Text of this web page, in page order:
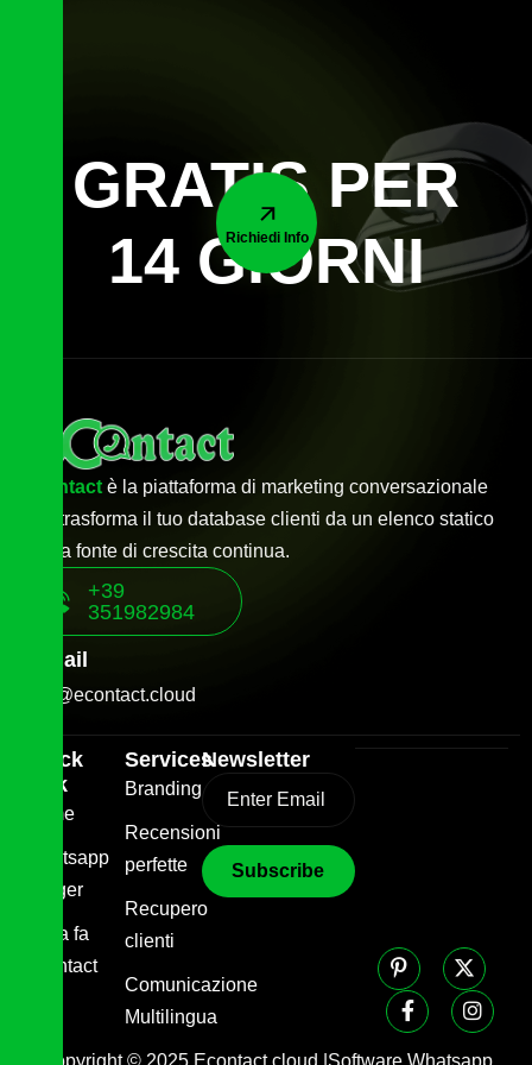
GRATIS PER
14 GIORNI
Richiedi Info
econtact è la piattaforma di marketing conversazionale
che trasforma il tuo database clienti da un elenco statico
a una fonte di crescita continua.
+39
351982984
E-mail
info@econtact.cloud
Quick
Link
Home
Whatsapp
Trigger
Cosa fa
Econtact
Services
Branding
Recensioni
perfette
Recupero
clienti
Comunicazione
Multilingua
Newsletter